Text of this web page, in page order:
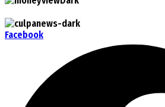
Facebook